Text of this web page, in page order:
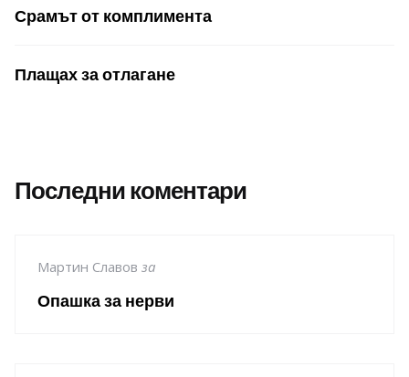
Срамът от комплимента
Плащах за отлагане
Последни коментари
Мартин Славов за
Опашка за нерви